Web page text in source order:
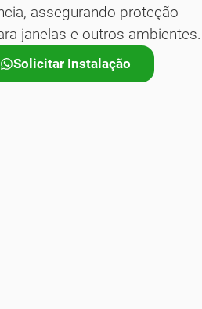
assegurando proteção
janelas e outros ambientes.
Solicitar Instalação